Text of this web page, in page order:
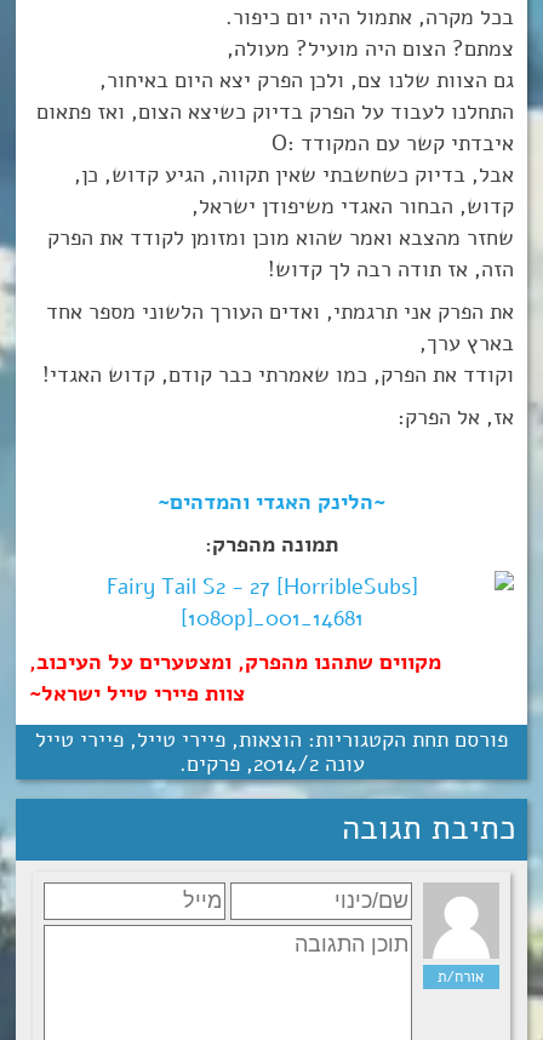
בכל מקרה, אתמול היה יום כיפור.
צמתם? הצום היה מועיל? מעולה,
גם הצוות שלנו צם, ולכן הפרק יצא היום באיחור,
התחלנו לעבוד על הפרק בדיוק כשיצא הצום, ואז פתאום
איבדתי קשר עם המקודד :O
אבל, בדיוק כשחשבתי שאין תקווה, הגיע קדוש, כן,
קדוש, הבחור האגדי משיפודן ישראל,
שחזר מהצבא ואמר שהוא מוכן ומזומן לקודד את הפרק
הזה, אז תודה רבה לך קדוש!
את הפרק אני תרגמתי, ואדים העורך הלשוני מספר אחד
בארץ ערך,
וקודד את הפרק, כמו שאמרתי כבר קודם, קדוש האגדי!
אז, אל הפרק:
~הלינק האגדי והמדהים~
תמונה מהפרק:
מקווים שתהנו מהפרק, ומצטערים על העיכוב,
צוות פיירי טייל ישראל~
פורסם תחת הקטגוריות: הוצאות, פיירי טייל, פיירי טייל
עונה 2‏/‎2014
,פרקים.
כתיבת תגובה